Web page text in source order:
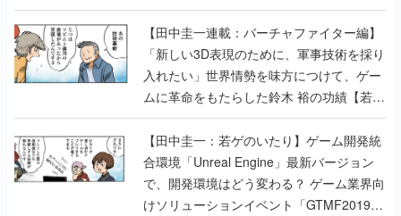
【若ゲのいたり最終回】
【田中圭一連載：バーチャファイター編】
「新しい3D表現のために、軍事技術を採り
入れたい」世界情勢を味方につけて、ゲー
ムに革命をもたらした鈴木 裕の功績【若ゲ
のいたり】
【田中圭一：若ゲのいたり】ゲーム開発統
合環境「Unreal Engine」最新バージョン
で、開発環境はどう変わる？ ゲーム業界向
けソリューションイベント「GTMF2019」